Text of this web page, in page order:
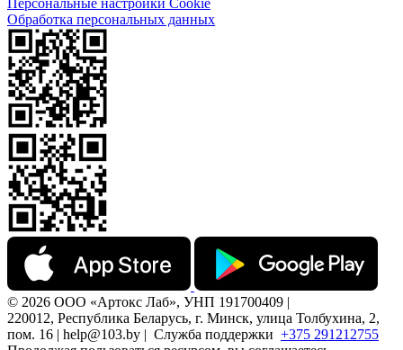
Обработка персональных данных
© 2026 ООО «Артокс Лаб», УНП 191700409 |
220012, Республика Беларусь, г. Минск, улица Толбухина, 2,
пом. 16 | help@103.by | Служба поддержки +375 291212755